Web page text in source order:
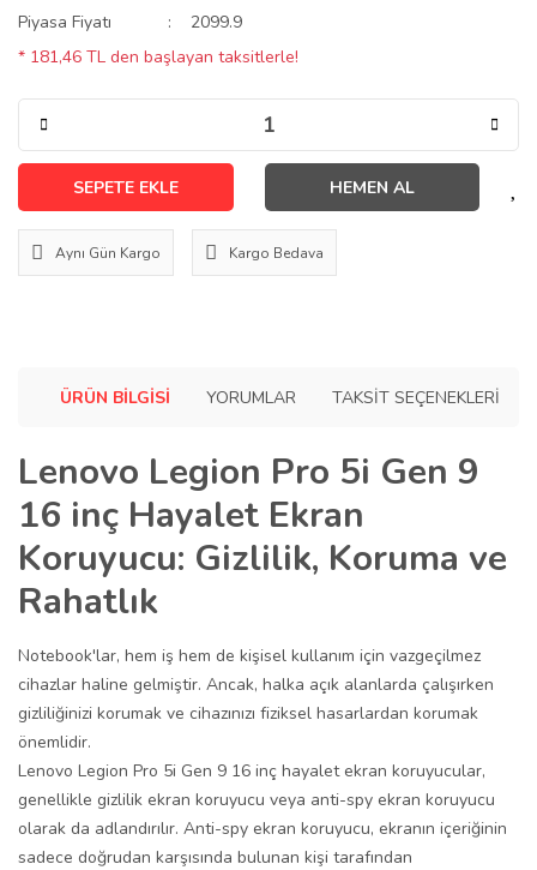
Piyasa Fiyatı
2099.9
* 181,46 TL den başlayan taksitlerle!
SEPETE EKLE HEMEN AL
Aynı Gün Kargo Kargo Bedava
ÜRÜN BILGISI YORUMLAR TAKSIT SEÇENEKLERI
Lenovo Legion Pro 5i Gen 9
16 inç Hayalet Ekran
Koruyucu: Gizlilik, Koruma ve
Rahatlık
Notebook'lar, hem iş hem de kişisel kullanım için vazgeçilmez
cihazlar haline gelmiştir. Ancak, halka açık alanlarda çalışırken
gizliliğinizi korumak ve cihazınızı fiziksel hasarlardan korumak
önemlidir.
Lenovo Legion Pro 5i Gen 9 16 inç hayalet ekran koruyucular,
genellikle gizlilik ekran koruyucu veya anti-spy ekran koruyucu
olarak da adlandırılır. Anti-spy ekran koruyucu, ekranın içeriğinin
sadece doğrudan karşısında bulunan kişi tarafından